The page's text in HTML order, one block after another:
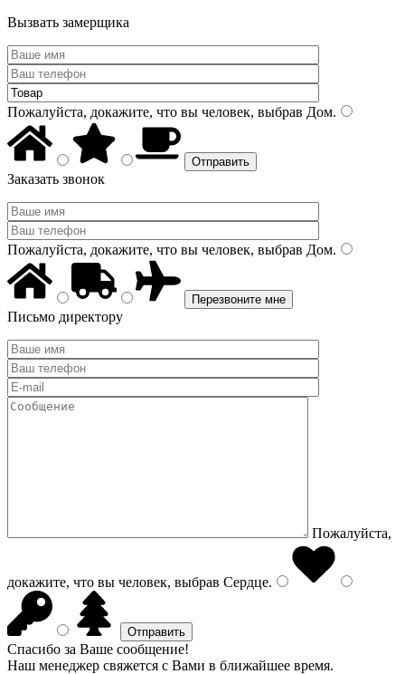
Вызвать замерщика
Пожалуйста, докажите, что вы человек, выбрав Дом.
Заказать звонок
Пожалуйста, докажите, что вы человек, выбрав Дом.
Письмо директору
Пожалуйста,
докажите, что вы человек, выбрав Сердце.
Спасибо за Ваше сообщение!
Наш менеджер свяжется с Вами в ближайшее время.